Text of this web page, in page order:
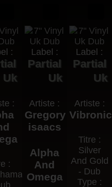
:
Uk
:
:
Label :
Partial
Uk
Artiste :
Gregory
isaacs
Alpha
And
Omega
Label :
Partial
Uk
Artiste :
Titre :
Silver
And Gold
- Dub
Type :